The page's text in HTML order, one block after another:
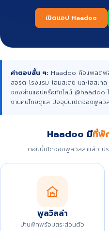
เปิดแอป Haadoo
คำตอบสั้น ๆ: Haadoo คือแพลตฟ
สอร์ต โรงแรม โฮมสเตย์ และโฮสเ
จองผ่านแอปหรือทักไลน์ @haadoo
งานคนไทยดูแล ปัจจุบันเปิดจองพูลวิ
Haadoo มีที่พั
ตอนนี้เปิดจองพูลวิลล่าแล้ว ป
พูลวิลล่า
บ้านพักพร้อมสระส่วนตัว